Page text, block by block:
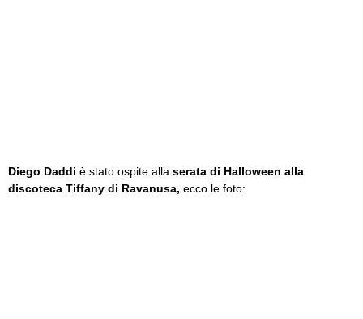
Diego Daddi è stato ospite alla serata di Halloween alla
discoteca Tiffany di Ravanusa, ecco le foto: